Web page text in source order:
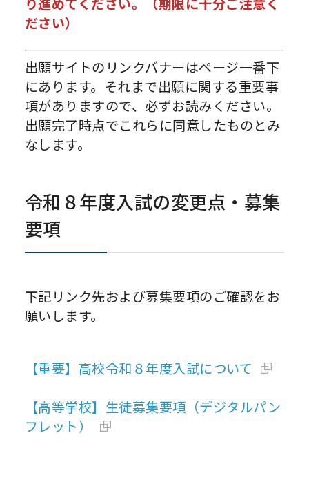
ださい）
出願サイトのリンクバナーはページ一番下
にあります。それまで出願に関する重要事
項がありますので、必ずお読みください。
出願完了時点でこれらに同意したものとみ
なします。
令和８年度入試の変更点・募集
要項
下記リンク先および募集要項のご確認をお
願いします。
【重要】高校令和８年度入試について
【高等学校】生徒募集要項（デジタルパン
フレット）